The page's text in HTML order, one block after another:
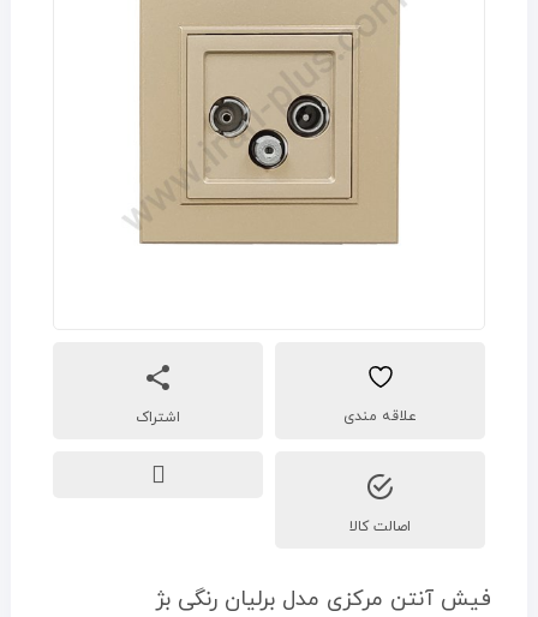
اشتراک
اصالت کالا
فیش آنتن مرکزی مدل برلیان رنگی بژ